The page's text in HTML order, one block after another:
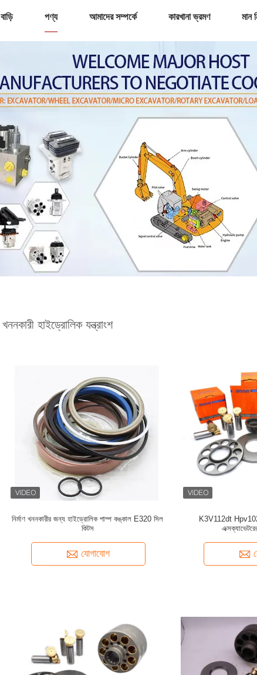
বাড়ি পণ্য আমাদের সম্পর্কে কারখানা ভ্রমণ মান
খননকারী হাইড্রোলিক যন্ত্রাংশ
নির্মাণ খননকারীর জন্য হাইড্রোলিক পাম্প কঙ্কাল E320 সিল
কিটস
যোগাযোগ
K3V112dt